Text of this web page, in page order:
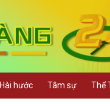
Hài hước Tâm sự Thể